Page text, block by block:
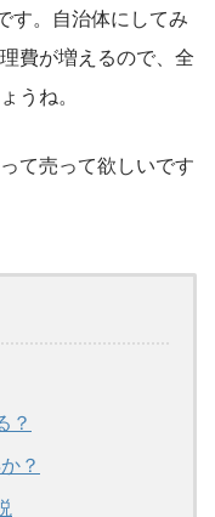
す。自治体にしてみ
費が増えるので、全
うね。
て売って欲しいです
？
？